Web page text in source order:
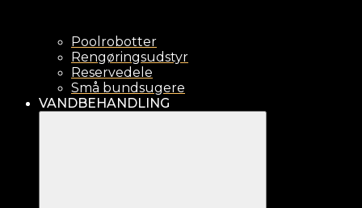
Poolrobotter
Rengøringsudstyr
Reservedele
Små bundsugere
VANDBEHANDLING